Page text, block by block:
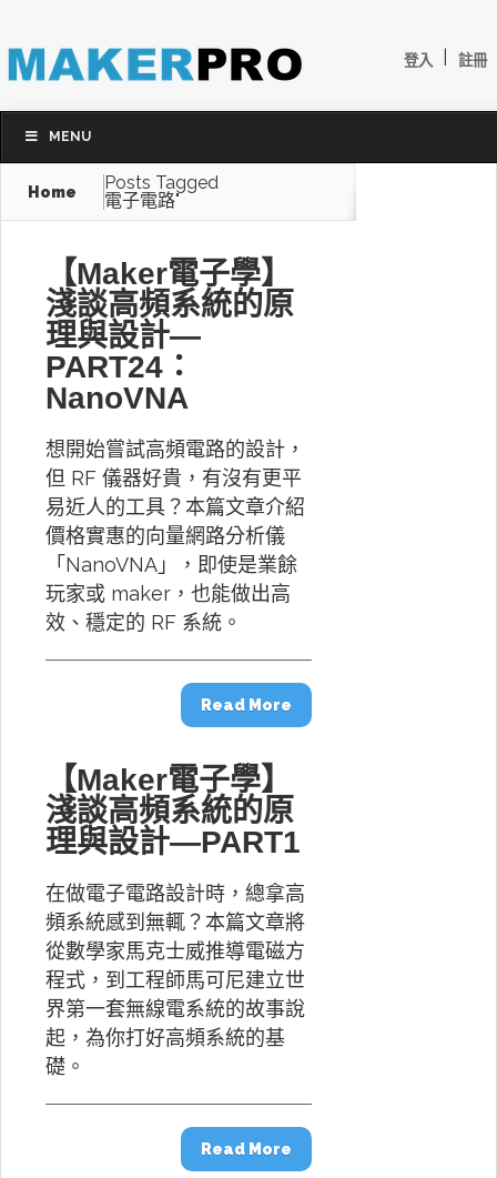
登入 註冊
MENU
Home
Posts Tagged
電子電路"
【Maker電子學】
淺談高頻系統的原
理與設計—
PART24：
NanoVNA
想開始嘗試高頻電路的設計，
但 RF 儀器好貴，有沒有更平
易近人的工具？本篇文章介紹
價格實惠的向量網路分析儀
「NanoVNA」，即使是業餘
玩家或 maker，也能做出高
效、穩定的 RF 系統。
Read More
【Maker電子學】
淺談高頻系統的原
理與設計—PART1
在做電子電路設計時，總拿高
頻系統感到無輒？本篇文章將
從數學家馬克士威推導電磁方
程式，到工程師馬可尼建立世
界第一套無線電系統的故事說
起，為你打好高頻系統的基
礎。
Read More